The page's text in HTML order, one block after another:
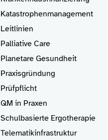
Katastrophenmanagement
Leitlinien
Palliative Care
Planetare Gesundheit
Praxisgründung
Prüfpflicht
QM in Praxen
Schulbasierte Ergotherapie
Telematikinfrastruktur